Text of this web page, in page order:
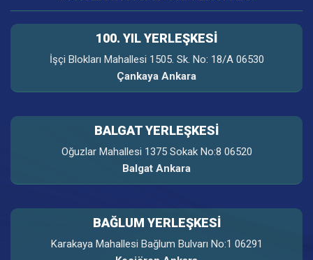
100. YIL YERLEŞKESI
İşçi Blokları Mahallesi 1505. Sk. No: 18/A 06530
Çankaya Ankara
BALGAT YERLEŞKESİ
Oğuzlar Mahallesi 1375 Sokak No:8 06520
Balgat Ankara
BAĞLUM YERLEŞKESİ
Karakaya Mahallesi Bağlum Bulvarı No:1 06291